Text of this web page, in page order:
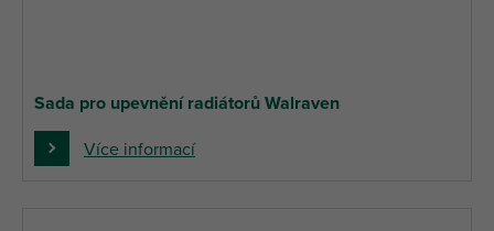
Sada pro upevnění radiátorů Walraven
Více informací